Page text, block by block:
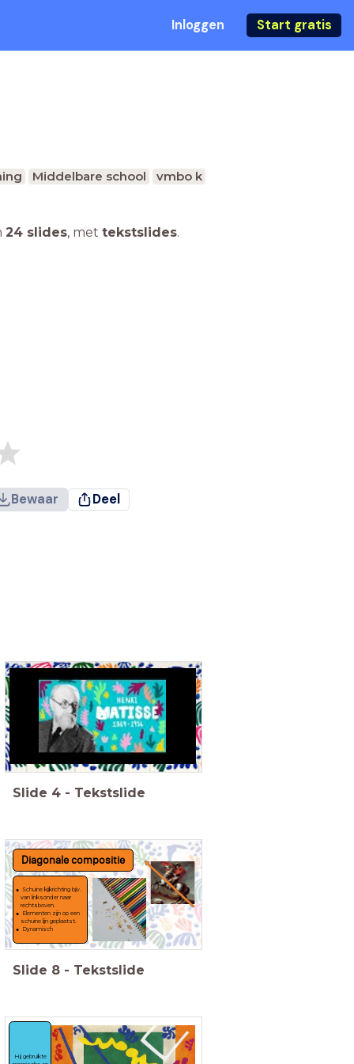
Inloggen Start gratis
Middelbare school
vmbo k
24 slides, met tekstslides.
Bewaar Deel
Slide 4 - Tekstslide
Diagonale compositie
Schuine kijkrichting bijv.
van linksonder naar
rechtsboven.
Elementen zijn op een
schuine lijn geplaatst.
Dynamisch
Slide 8 - Tekstslide
Hij gebruikte